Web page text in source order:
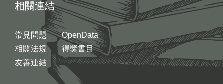
相關連結
常見問題
相關法規
友善連結
OpenData
得獎書目